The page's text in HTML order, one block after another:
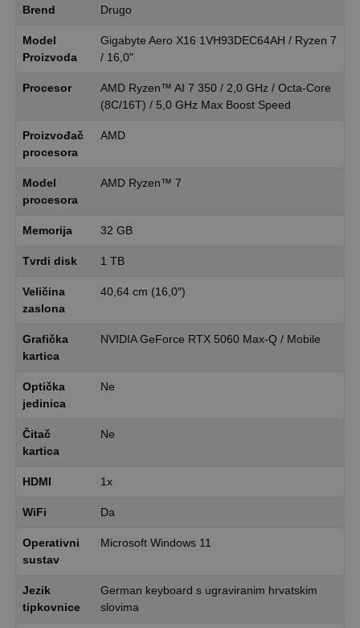
Brend Drugo
Model
Proizvoda
Gigabyte Aero X16 1VH93DEC64AH / Ryzen 7
/ 16,0"
Procesor
AMD Ryzen™ AI 7 350 / 2,0 GHz / Octa-Core
(8C/16T) / 5,0 GHz Max Boost Speed
Proizvođač
procesora
AMD
Model
procesora
AMD Ryzen™ 7
Memorija 32 GB
Tvrdi disk 1 TB
Veličina
zaslona
40,64 cm (16,0″)
Grafička
kartica
NVIDIA GeForce RTX 5060 Max-Q / Mobile
Optička
jedinica
Ne
Čitač
kartica
Ne
HDMI 1x
WiFi Da
Operativni
sustav
Microsoft Windows 11
Jezik
tipkovnice
German keyboard s ugraviranim hrvatskim
slovima